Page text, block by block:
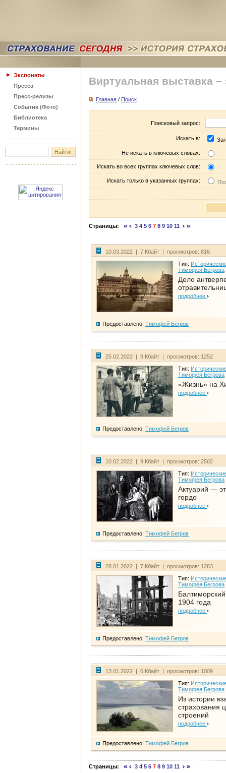
Экспонаты
Пресса
Пресс-релизы
События (Фото)
Библиотека
Термины
Виртуальная выставка –
Главная / Поиск
Поисковый запрос:
Искать в:
Не искать в ключевых словах:
Искать во всех группах ключевых слов:
Искать только в указанных группах:
Страницы: 3 4 5 6 7 8 9 10 11
10.03.2022 | 7 Кбайт | просмотров: 816
Тип:
Тимофея Бегрова
Дело
подробнее
Предоставлено: Тимофей Бегров
25.02.2022 | 9 Кбайт | просмотров: 1252
Тип:
Тимофея Бегрова
«Жизнь» на
подробнее
Предоставлено: Тимофей Бегров
10.02.2022 | 9 Кбайт | просмотров: 2502
Тип:
Тимофея Бегрова
Актуарий —
гордо
подробнее
Предоставлено: Тимофей Бегров
28.01.2022 | 7 Кбайт | просмотров: 1283
Тип:
Тимофея Бегрова
1904 года
подробнее
Предоставлено: Тимофей Бегров
13.01.2022 | 6 Кбайт | просмотров: 1009
Тип:
Тимофея Бегрова
Из истории
страхования
строений
подробнее
Предоставлено: Тимофей Бегров
Страницы: 3 4 5 6 7 8 9 10 11